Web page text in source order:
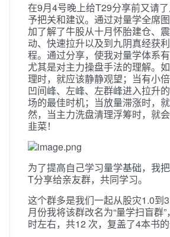
在9月4号晚上给T29分享前又请
予把关和建议。通过对量学全席
加了解了牛股从十月怀胎建仓、
动、快速拉升以及到九阴真经获
程。通过分享，使我对量学体系有
尤其是对主力操盘手法的理解。
理时，就应该静静观望；当有小
凹间峰、左峰、左群峰进入拉升
场的最佳时机；当放量滞涨时，
然，当主力洗盘清理浮筹时，就
韭菜！
为了提高自己学习量学基础，我
T分享给亲友群，共同学习。
这个群多是我们一起从股灾1.0到
月份我将该群改名为“量学扫盲群
时左右，共12 次，复盖了4本书的